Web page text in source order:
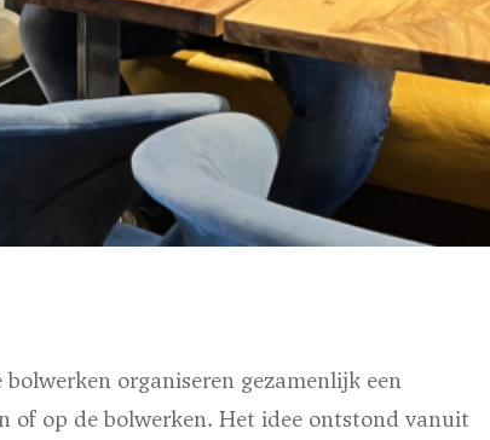
organiseren gezamenlijk een
of op de bolwerken. Het idee ontstond vanuit